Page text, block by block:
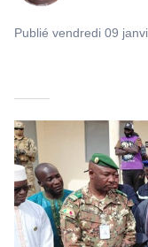
Publié vendredi 09